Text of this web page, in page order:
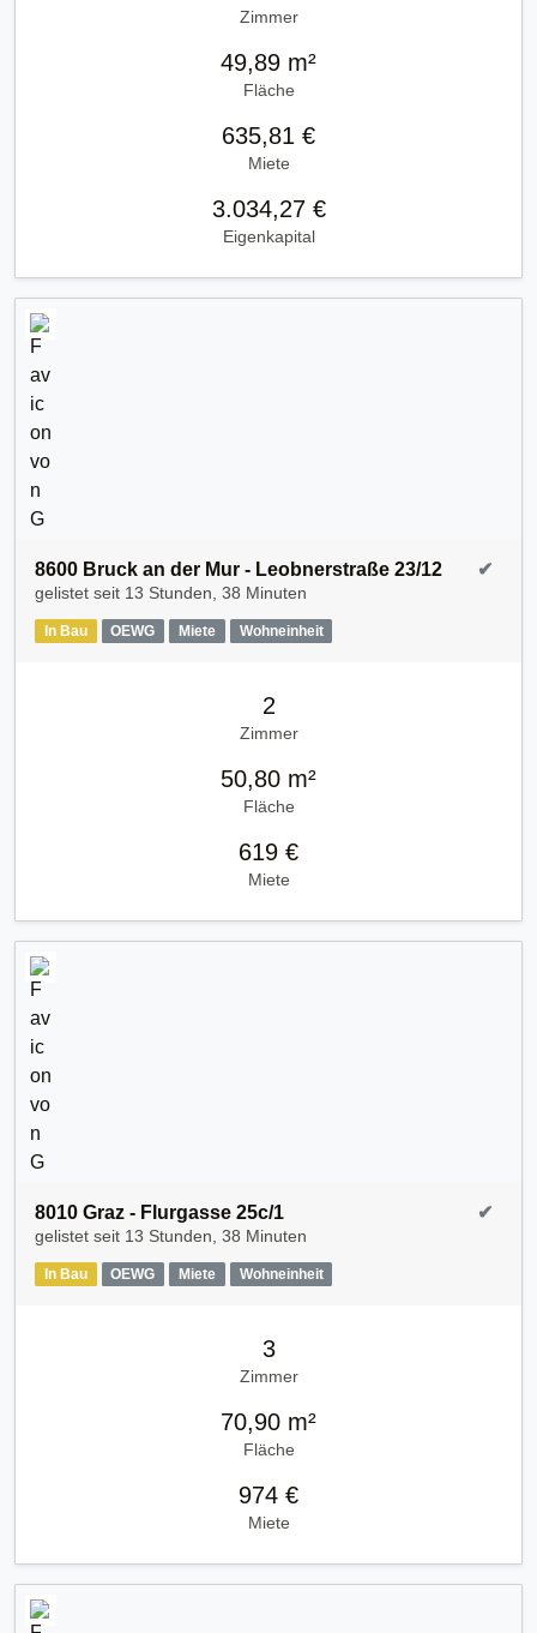
Zimmer
49,89 m²
Fläche
635,81 €
Miete
3.034,27 €
Eigenkapital
8600 Bruck an der Mur - Leobnerstraße 23/12
gelistet seit 13 Stunden, 38 Minuten
In Bau OEWG Miete Wohneinheit
✔
2
Zimmer
50,80 m²
Fläche
619 €
Miete
8010 Graz - Flurgasse 25c/1
gelistet seit 13 Stunden, 38 Minuten
In Bau OEWG Miete Wohneinheit
✔
3
Zimmer
70,90 m²
Fläche
974 €
Miete